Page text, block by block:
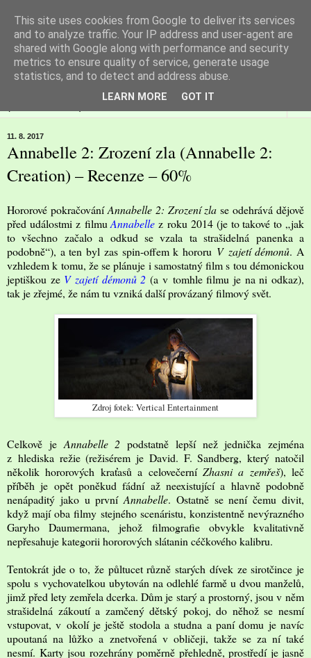
Filmspot
Recenze Honzy Vargy na filmové novinky v kinech
11. 8. 2017
Annabelle 2: Zrození zla (Annabelle 2:
Creation) – Recenze – 60%
Hororové pokračováníAnnabelle 2: Zrození zla se odehrává dějově
před událostmi z filmuAnnabelle z roku 2014 (je to takové to „jak
to všechno začalo a odkud se vzala ta strašidelná panenka a
podobně“), a ten byl zas spin-offem k hororu V zajetí démonů. A
vzhledem k tomu, že se plánuje i samostatný film s tou démonickou
jeptiškou ze V zajetí démonů 2 (a v tomhle filmu je na ni odkaz),
tak je zřejmé, že nám tu vzniká další provázaný filmový svět.
Zdroj fotek: Vertical Entertainment
Celkově je Annabelle 2 podstatně lepší než jednička zejména
z hlediska režie (režisérem je David. F. Sandberg, který natočil
několik hororových kraťasů a celovečerní Zhasni a zemřeš), leč
příběh je opět poněkud fádní až neexistující a hlavně podobně
nenápaditý jako u prvníAnnabelle. Ostatně se není čemu divit,
když mají oba filmy stejného scenáristu, konzistentně nevýrazného
Garyho Daumermana, jehož filmografie obvykle kvalitativně
nepřesahuje kategorii hororových slátanin céčkového kalibru.
Tentokrát jde o to, že půltucet různě starých dívek ze sirotčince je
spolu s vychovatelkou ubytován na odlehlé farmě u dvou manželů,
jimž před lety zemřela dcerka. Dům je starý a prostorný, jsou v něm
strašidelná zákoutí a zamčený dětský pokoj, do něhož se nesmí
vstupovat, v okolí je ještě stodola a studna a paní domu je navíc
upoutaná na lůžko a znetvořená v obličeji, takže se za ní také
nesmí. Karty jsou rozehrány poměrně přehledně, prostředí je jasně
This site uses cookies from Google to deliver its services
and to analyze traffic. Your IP address and user-agent are
shared with Google along with performance and security
metrics to ensure quality of service, generate usage
statistics, and to detect and address abuse.
LEARN MORE GOT IT